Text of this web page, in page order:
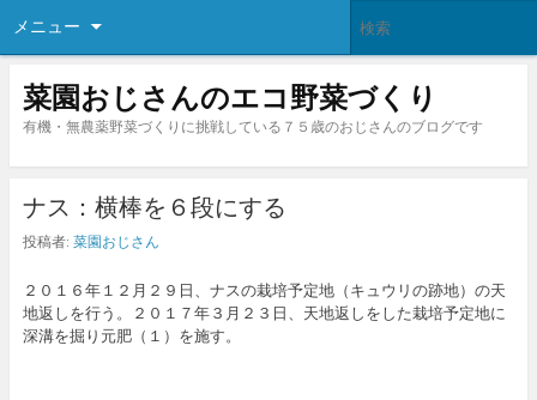
メニュー
菜園おじさんのエコ野菜づくり
有機・無農薬野菜づくりに挑戦している７５歳のおじさんのブログです
ナス：横棒を６段にする
投稿者: 菜園おじさん
２０１６年１２月２９日、ナスの栽培予定地（キュウリの跡地）の天
地返しを行う。２０１７年３月２３日、天地返しをした栽培予定地に
深溝を掘り元肥（１）を施す。